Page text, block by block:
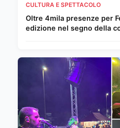
CULTURA E SPETTACOLO
Oltre 4mila presenze per
edizione nel segno della